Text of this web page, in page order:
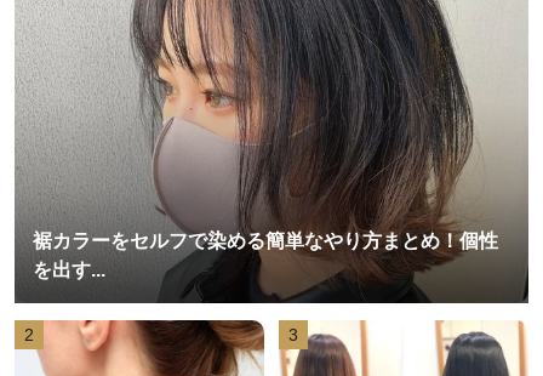
裾カラーをセルフで染める簡単なやり方まとめ！個性
を出す...
2 3